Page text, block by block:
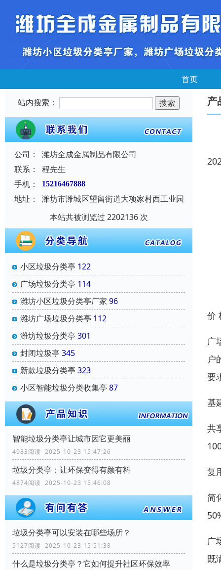
首页
站内搜索：
公司：
潍坊全成金属制品有限公司
联系：
程先生
手机：
15216467888
地址：
潍坊市潍城区望留街道大项家村西工业园
本站共被浏览过 2202136 次
小区垃圾分类亭 122
广场垃圾分类亭 114
潍坊小区垃圾分类亭厂家 96
潍坊广场垃圾分类亭 112
潍坊垃圾分类亭 301
封闭垃圾亭 345
新款垃圾分类亭 323
小区智能垃圾分类收集亭 87
智能垃圾分类亭让城市因它更美丽
4983阅读 2025-10-23 15:47:26
垃圾分类亭：让环保变得有颜有料
4874阅读 2025-10-23 15:46:08
垃圾分类亭可以安装在哪些场所？
5127阅读 2025-10-23 15:51:38
什么是垃圾分类亭？它如何提升社区环保效率
产
价
广
户
要
基
共
复
简
广
既